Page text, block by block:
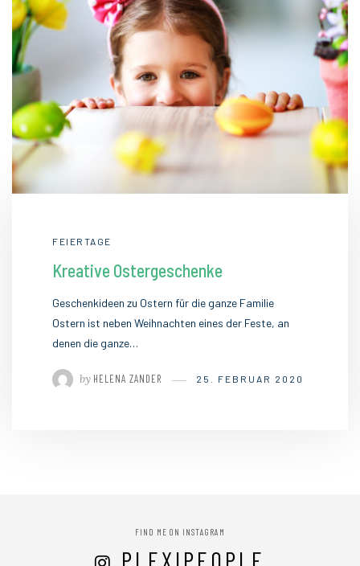
FEIERTAGE
Kreative Ostergeschenke
Geschenkideen zu Ostern für die ganze Familie
Ostern ist neben Weihnachten eines der Feste, an
denen die ganze…
by HELENA ZANDER 25. FEBRUAR 2020
FIND ME ON INSTAGRAM
PLEXIPEOPLE